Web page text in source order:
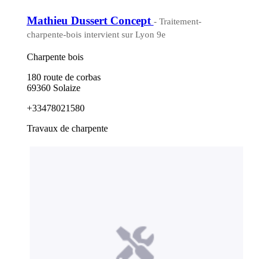
Mathieu Dussert Concept - Traitement-
charpente-bois intervient sur Lyon 9e
Charpente bois
180 route de corbas
69360 Solaize
+33478021580
Travaux de charpente